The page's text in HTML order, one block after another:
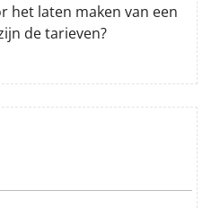
het laten maken van een
de tarieven?